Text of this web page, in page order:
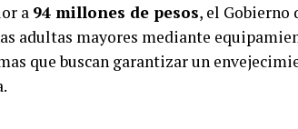
a 94 millones de pesos, el Gobierno
adultas mayores mediante
que buscan garantizar un